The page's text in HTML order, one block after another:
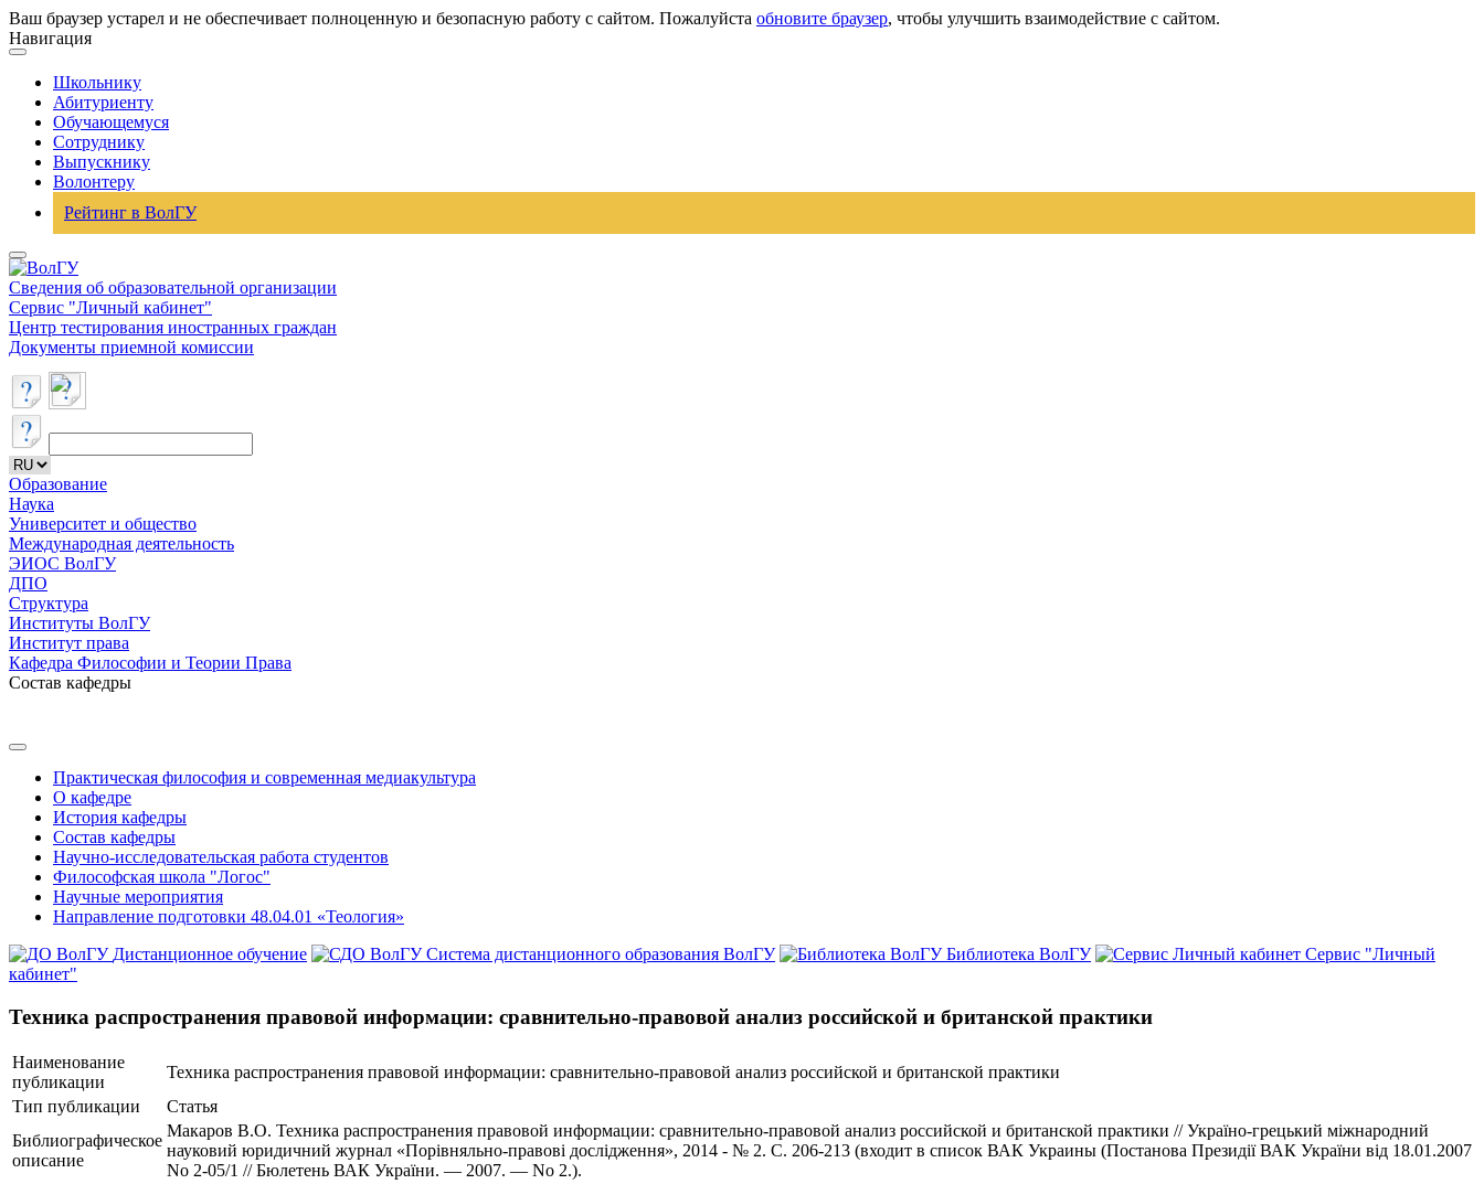
Ваш браузер устарел и не обеспечивает полноценную и безопасную работу с сайтом. Пожалуйста обновите браузер, чтобы улучшить взаимодействие с сайтом.
Навигация
Школьнику
Абитуриенту
Обучающемуся
Сотруднику
Выпускнику
Волонтеру
Рейтинг в ВолГУ
Сведения об образовательной организации
Сервис "Личный кабинет"
Центр тестирования иностранных граждан
Документы приемной комиссии
Образование
Наука
Университет и общество
Международная деятельность
ЭИОС ВолГУ
ДПО
Структура
Институты ВолГУ
Институт права
Кафедра Философии и Теории Права
Состав кафедры
Практическая философия и современная медиакультура
О кафедре
История кафедры
Состав кафедры
Научно-исследовательская работа студентов
Философская школа "Логос"
Научные мероприятия
Направление подготовки 48.04.01 «Теология»
Дистанционное обучение
Система дистанционного образования ВолГУ Библиотека ВолГУ
Сервис "Личный
кабинет"
Техника распространения правовой информации: сравнительно-правовой анализ российской и британской практики
Наименование
публикации
Техника распространения правовой информации: сравнительно-правовой анализ российской и британской практики
Тип публикации
Статья
Библиографическое
описание
Макаров В.О. Техника распространения правовой информации: сравнительно-правовой анализ российской и британской практики // Україно-грецький міжнародний
науковий юридичний журнал «Порівняльно-правові дослідження», 2014 - № 2. С. 206-213 (входит в список ВАК Украины (Постанова Президії ВАК України від 18.01.2007
No 2-05/1 // Бюлетень ВАК України. — 2007. — No 2.).